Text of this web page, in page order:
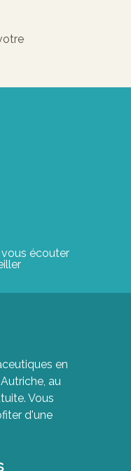
écouter
en
au
Vous
d'une